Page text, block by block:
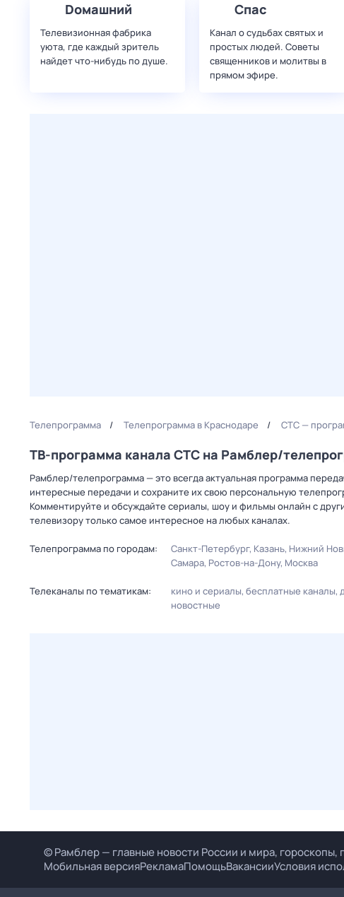
Dомашний
Телевизионная фабрика
уюта, где каждый зритель
найдет что‑нибудь по душе.
Спас
Канал о судьбах святых и
простых людей. Советы
священников и молитвы в
прямом эфире.
Телепрограмма Телепрограмма в Краснодаре СТС —
ТВ-программа канала СТС на Рамблер/
Рамблер/телепрограмма — это всегда актуальная программа
интересные передачи и сохраните их свою персональную
Комментируйте и обсуждайте сериалы, шоу и фильмы онлайн с
телевизору только самое интересное на любых каналах.
Телепрограмма по городам: Санкт-Петербург Казань Нижний
Самара Ростов-на-Дону Москва
Телеканалы по тематикам: кино и сериалы бесплатные каналы
новостные
© Рамблер — главные новости России и мира, гороскопы,
Мобильная версияРекламаПомощьВакансииУсловия